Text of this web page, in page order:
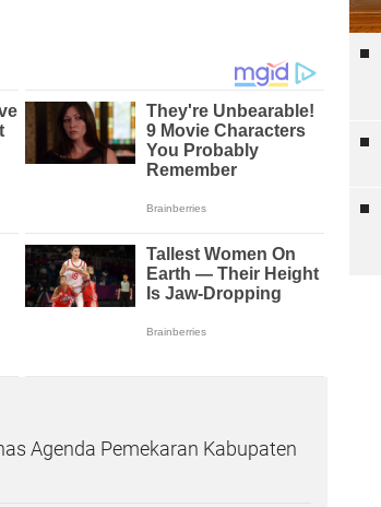
Agenda Pemekaran Kabupaten